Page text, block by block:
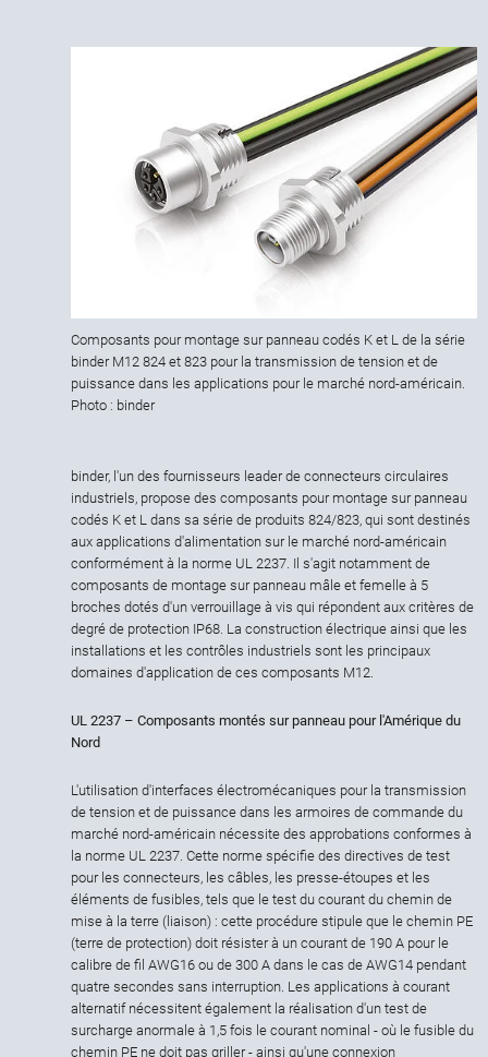
Composants pour montage sur panneau codés K et L de la série
binder M12 824 et 823 pour la transmission de tension et de
puissance dans les applications pour le marché nord-américain.
Photo : binder
binder, l'un des fournisseurs leader de connecteurs circulaires
industriels, propose des composants pour montage sur panneau
codés K et L dans sa série de produits 824/823, qui sont destinés
aux applications d'alimentation sur le marché nord-américain
conformément à la norme UL 2237. Il s'agit notamment de
composants de montage sur panneau mâle et femelle à 5
broches dotés d'un verrouillage à vis qui répondent aux critères de
degré de protection IP68. La construction électrique ainsi que les
installations et les contrôles industriels sont les principaux
domaines d'application de ces composants M12.
UL 2237 – Composants montés sur panneau pour l'Amérique du
Nord
L'utilisation d'interfaces électromécaniques pour la transmission
de tension et de puissance dans les armoires de commande du
marché nord-américain nécessite des approbations conformes à
la norme UL 2237. Cette norme spécifie des directives de test
pour les connecteurs, les câbles, les presse-étoupes et les
éléments de fusibles, tels que le test du courant du chemin de
mise à la terre (liaison) : cette procédure stipule que le chemin PE
(terre de protection) doit résister à un courant de 190 A pour le
calibre de fil AWG16 ou de 300 A dans le cas de AWG14 pendant
quatre secondes sans interruption. Les applications à courant
alternatif nécessitent également la réalisation d'un test de
surcharge anormale à 1,5 fois le courant nominal - où le fusible du
chemin PE ne doit pas griller - ainsi qu'une connexion